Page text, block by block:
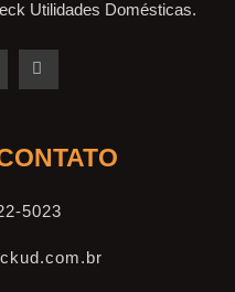
Utilidades Domésticas.
5023